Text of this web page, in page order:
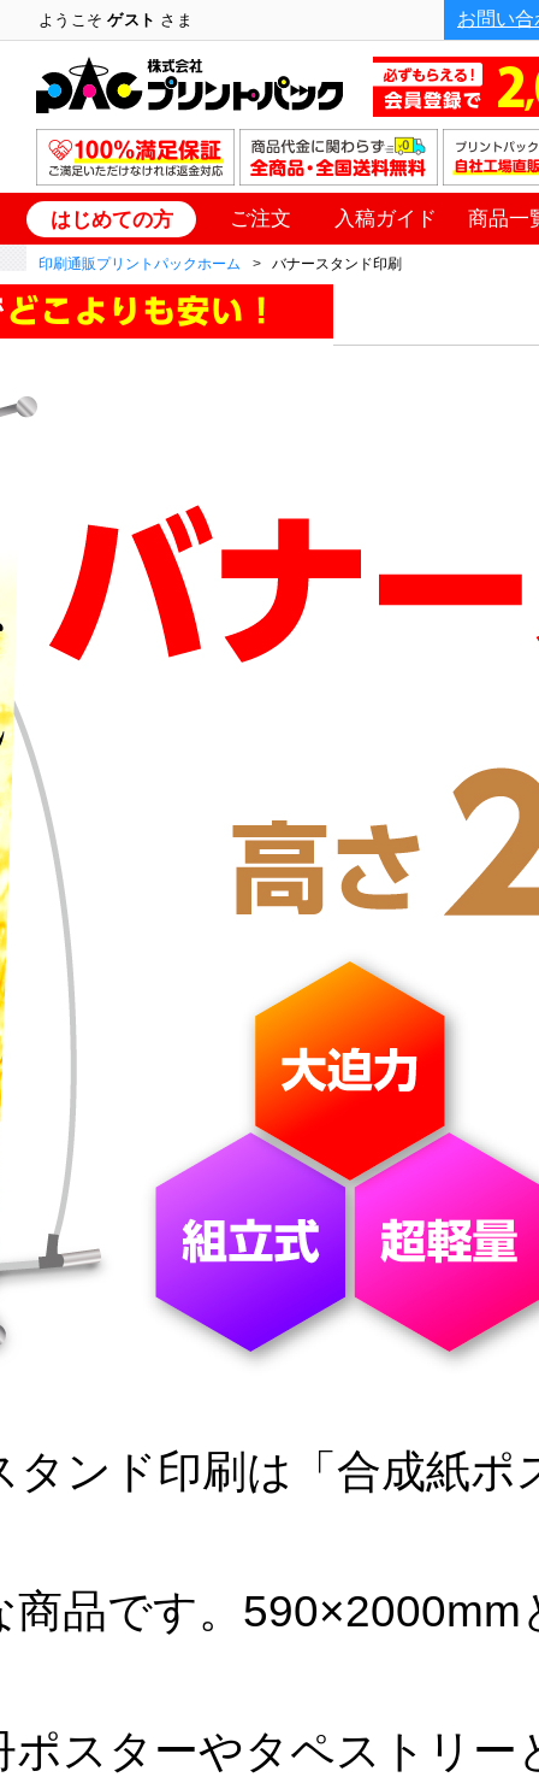
ようこそゲスト さま お問い合
はじめての方 ご注文 入稿ガイド 商品一
印刷通販プリントパックホーム バナースタンド印刷
ンド印刷は「合成紙ポ
品です。
スターやタペストリー